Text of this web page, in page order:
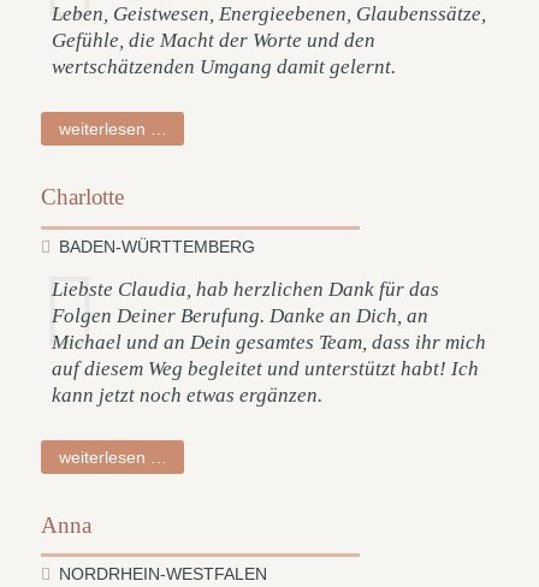
Leben, Geistwesen, Energieebenen, Glaubenssätze,
Gefühle, die Macht der Worte und den
wertschätzenden Umgang damit gelernt.
weiterlesen …
Charlotte
BADEN-WÜRTTEMBERG
Liebste Claudia, hab herzlichen Dank für das
Folgen Deiner Berufung. Danke an Dich, an
Michael und an Dein gesamtes Team, dass ihr mich
auf diesem Weg begleitet und unterstützt habt! Ich
kann jetzt noch etwas ergänzen.
weiterlesen …
Anna
NORDRHEIN-WESTFALEN